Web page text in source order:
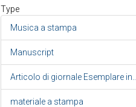
Type
Musica a stampa
Manuscript
Articolo di giornale Esemplare in...
materiale a stampa